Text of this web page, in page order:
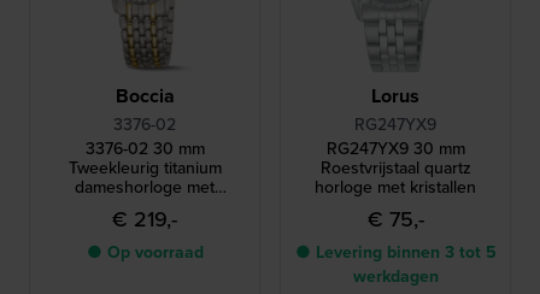
Boccia
3376-02
3376-02 30 mm
Tweekleurig titanium
dameshorloge met
kristallen rand
€ 219,-
● Op voorraad
Lorus
RG247YX9
RG247YX9 30 mm
Roestvrijstaal quartz
horloge met kristallen
€ 75,-
● Levering binnen 3 tot 5
werkdagen